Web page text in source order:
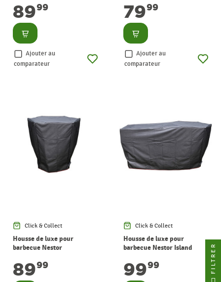
8999
Consulter
Ajouter au
comparateur
7999
Consulter
Ajouter au
comparateur
Click & Collect
Housse de luxe pour
barbecue Nestor
8999
Click & Collect
Housse de luxe pour
barbecue Nestor Island
9999 FILTRER